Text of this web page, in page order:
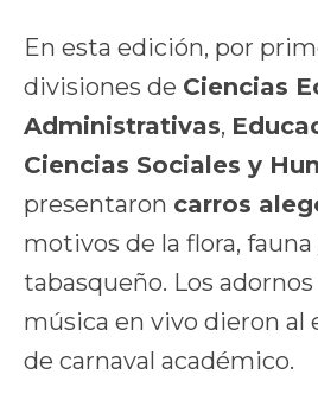
En esta edición, por
divisiones de Ciencias
Administrativas,
Ciencias Sociales y
presentaron carros
motivos de la flora,
tabasqueño. Los
música en vivo dieron al
de carnaval académico.